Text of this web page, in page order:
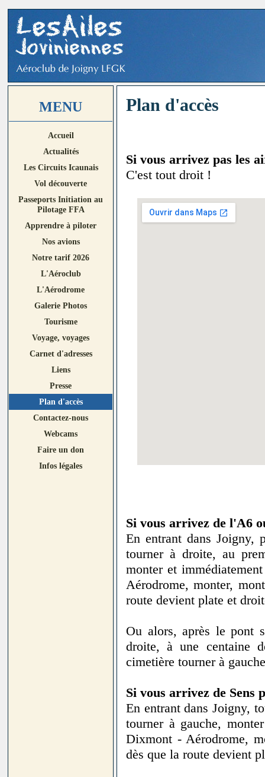
MENU
Accueil
Actualités
Les Circuits Icaunais
Vol découverte
Passeports Initiation au
Pilotage FFA
Apprendre à piloter
Nos avions
Notre tarif 2026
L'Aéroclub
L'Aérodrome
Galerie Photos
Tourisme
Voyage, voyages
Carnet d'adresses
Liens
Presse
Plan d'accès
Contactez-nous
Webcams
Faire un don
Infos légales
Plan d'accès
Si vous arrivez pas les
C'est tout droit !
Si vous arrivez de l'A6
En entrant dans Joigny,
tourner à droite, au
monter et
Aérodrome, monter,
route devient plate et
Ou alors, après le pont
droite, à une centaine
cimetière tourner à
Si vous arrivez de Sens
En entrant dans Joigny,
tourner à gauche,
Dixmont - Aérodrome,
dès que la route devient